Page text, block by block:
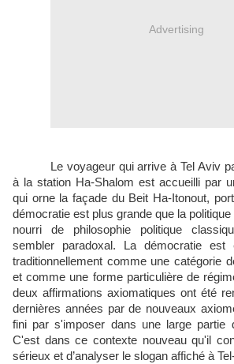
Advertising
Le voyageur qui arrive à Tel Aviv
à la station Ha-Shalom est accueilli par
qui orne la façade du Beit Ha-Itonout,
démocratie est plus grande que la
nourri de philosophie politique
sembler paradoxal. La démocratie est
traditionnellement comme une catégorie
et comme une forme particulière de
deux affirmations axiomatiques ont été
dernières années par de nouveaux
fini par s'imposer dans une large partie
C'est dans ce contexte nouveau qu'il
sérieux et d’analyser le slogan affiché à